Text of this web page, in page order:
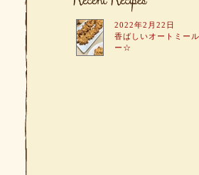
2022年2月22日
香ばしいオートミー
ー☆